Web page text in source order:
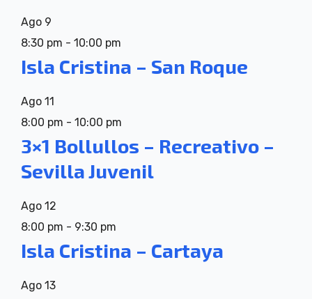
Ago 9
8:30 pm - 10:00 pm
Isla Cristina – San Roque
Ago 11
8:00 pm - 10:00 pm
3×1 Bollullos – Recreativo –
Sevilla Juvenil
Ago 12
8:00 pm - 9:30 pm
Isla Cristina – Cartaya
Ago 13